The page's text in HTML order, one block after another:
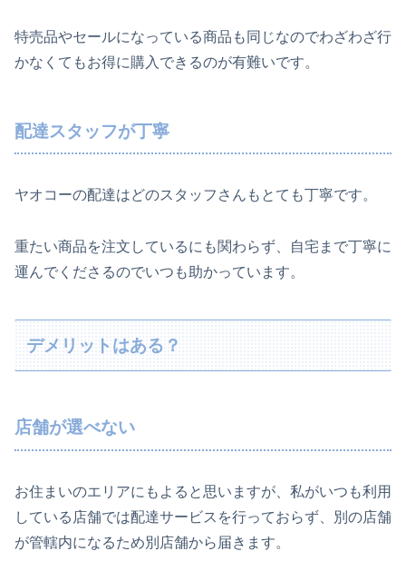
特売品やセールになっている商品も同じなのでわざわざ行
かなくてもお得に購入できるのが有難いです。
配達スタッフが丁寧
ヤオコーの配達はどのスタッフさんもとても丁寧です。
重たい商品を注文しているにも関わらず、自宅まで丁寧に
運んでくださるのでいつも助かっています。
デメリットはある？
店舗が選べない
お住まいのエリアにもよると思いますが、私がいつも利用
している店舗では配達サービスを行っておらず、別の店舗
が管轄内になるため別店舗から届きます。